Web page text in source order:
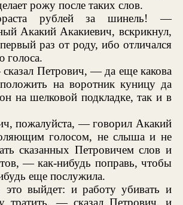
рожу после таких слов.
рублей за шинель! —
Акакий Акакиевич, вскрикнул,
раз от роду, ибо отличался
голоса.
Петрович, — да еще какова
на воротник куницу да
на шелковой подкладке, так и в
пожалуйста, — говорил Акакий
голосом, не слыша и не
сказанных Петровичем слов и
— как-нибудь поправь, чтобы
еще послужила.
выйдет: и работу убивать и